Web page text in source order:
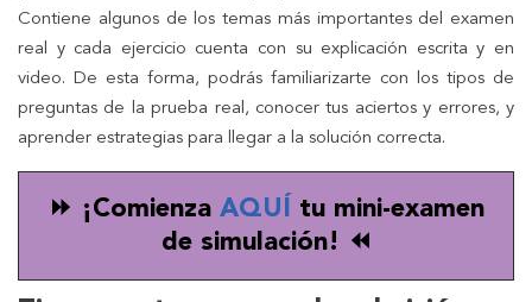
Contiene algunos de los temas más importantes del examen
real y cada ejercicio cuenta con su explicación escrita y en
video. De esta forma, podrás familiarizarte con los tipos de
preguntas de la prueba real, conocer tus aciertos y errores, y
aprender estrategias para llegar a la solución correcta.
⏩ ¡Comienza AQUÍ tu mini-examen
de simulación! ⏪